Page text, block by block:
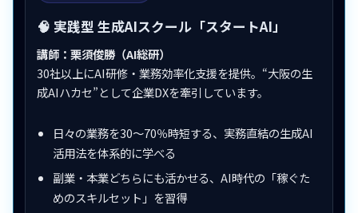
🧠 実践型 生成AIスクール「スタートAI」
講師：栗須俊勝（AI総研）
30社以上にAI研修・業務効率化支援を提供。“大阪の生
成AIハカセ”として企業DXを牽引しています。
日々の業務を30〜70％時短する、実務直結の生成AI
活用法を体系的に学べる
副業・本業どちらにも活かせる、AI時代の「稼ぐた
めのスキルセット」を習得